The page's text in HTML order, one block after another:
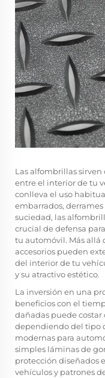
Las alfombrillas
entre el interior de tu
conlleva el uso
embarrados,
suciedad, las
crucial de defensa
tu automóvil. Más allá
accesorios pueden
del interior de tu
y su atractivo estético.
La inversión en una
beneficios con el
dañadas puede costar
dependiendo del tipo
modernas para
simples láminas de
protección diseñados
vehículos y patrones